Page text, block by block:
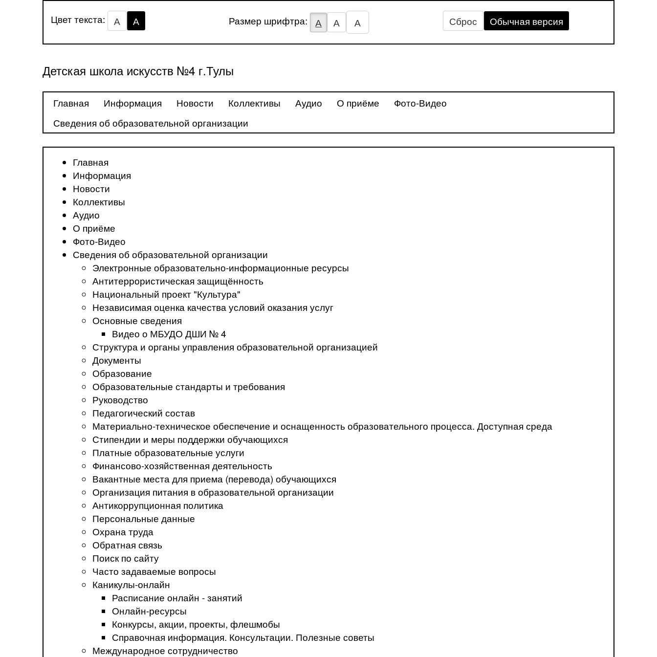
Цвет текста: А А Размер шрифтра: А А А Сброс Обычная версия
Детская школа искусств №4 г.Тулы
Главная Информация Новости Коллективы Аудио О приёме
Фото-Видео
Сведения об образовательной организации
Главная
Информация
Новости
Коллективы
Аудио
О приёме
Фото-Видео
Сведения об образовательной организации
Электронные образовательно-информационные ресурсы
Антитеррористическая защищённость
Национальный проект "Культура"
Независимая оценка качества условий оказания услуг
Основные сведения
Видео о МБУДО ДШИ № 4
Структура и органы управления образовательной организацией
Документы
Образование
Образовательные стандарты и требования
Руководство
Педагогический состав
Материально-техническое обеспечение и оснащенность образовательного процесса. Доступная среда
Стипендии и меры поддержки обучающихся
Платные образовательные услуги
Финансово-хозяйственная деятельность
Вакантные места для приема (перевода) обучающихся
Организация питания в образовательной организации
Антикоррупционная политика
Персональные данные
Охрана труда
Обратная связь
Поиск по сайту
Часто задаваемые вопросы
Каникулы-онлайн
Расписание онлайн - занятий
Онлайн-ресурсы
Конкурсы, акции, проекты, флешмобы
Справочная информация. Консультации. Полезные советы
Международное сотрудничество